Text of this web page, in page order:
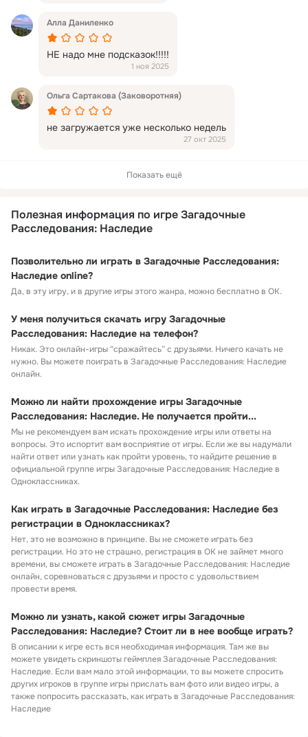
Алла Даниленко
НЕ надо мне подсказок!!!!!
1 ноя 2025
Ольга Сартакова (Заковоротняя)
не загружается уже несколько недель
27 окт 2025
Показать ещё
Полезная информация по игре Загадочные
Расследования: Наследие
Позволительно ли играть в Загадочные Расследования:
Наследие online?
Да, в эту игру, и в другие игры этого жанра, можно бесплатно в ОК.
У меня получиться скачать игру Загадочные
Расследования: Наследие на телефон?
Никак. Это онлайн-игры “сражайтесь” с друзьями. Ничего качать не
нужно. Вы можете поиграть в Загадочные Расследования: Наследие
онлайн.
Можно ли найти прохождение игры Загадочные
Расследования: Наследие. Не получается пройти...
Мы не рекомендуем вам искать прохождение игры или ответы на
вопросы. Это испортит вам восприятие от игры. Если же вы надумали
найти ответ или узнать как пройти уровень, то найдите решение в
официальной группе игры Загадочные Расследования: Наследие в
Одноклассниках.
Как играть в Загадочные Расследования: Наследие без
регистрации в Одноклассниках?
Нет, это не возможно в принципе. Вы не сможете играть без
регистрации. Но это не страшно, регистрация в ОК не займет много
времени, вы сможете играть в Загадочные Расследования: Наследие
онлайн, соревноваться с друзьями и просто с удовольствием
провести время.
Можно ли узнать, какой сюжет игры Загадочные
Расследования: Наследие? Стоит ли в нее вообще играть?
В описании к игре есть вся необходимая информация. Там же вы
можете увидеть скриншоты геймплея Загадочные Расследования:
Наследие. Если вам мало этой информации, то вы можете спросить
других игроков в группе игры прислать вам фото или видео игры, а
также попросить рассказать, как играть в Загадочные Расследования:
Наследие